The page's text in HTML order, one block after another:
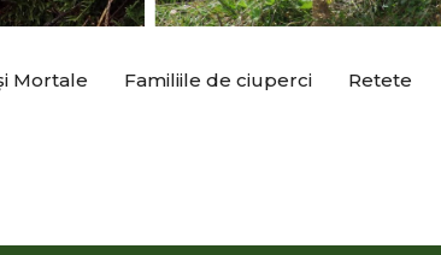
Mortale Familiile de ciuperci Retete